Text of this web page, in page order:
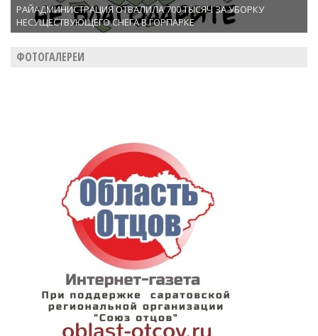
РАЙАДМИНИСТРАЦИЯ ОТВАЛИЛА 700 ТЫСЯЧ ЗА УБОРКУ
НЕСУЩЕСТВУЮЩЕГО СНЕГА В ГОРПАРКЕ
ФОТОГАЛЕРЕИ